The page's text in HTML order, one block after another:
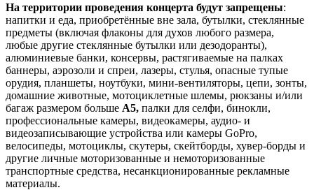
На территории проведения концерта будут запрещены:
напитки и еда, приобретённые вне зала, бутылки, стеклянные
предметы (включая флаконы для духов любого размера,
любые другие стеклянные бутылки или дезодоранты),
алюминиевые банки, консервы, растягиваемые на палках
баннеры, аэрозоли и спреи, лазеры, стулья, опасные тупые
орудия, планшеты, ноутбуки, мини-вентиляторы, цепи, зонты,
домашние животные, мотоциклетные шлемы, рюкзаны и/или
багаж размером больше A5, палки для селфи, бинокли,
профессиональные камеры, видеокамеры, аудио- и
видеозаписывающие устройства или камеры GoPro,
велосипеды, мотоциклы, скутеры, скейтборды, хувер-борды и
другие личные моторизованные и немоторизованные
транспортные средства, несанкционированные рекламные
материалы.